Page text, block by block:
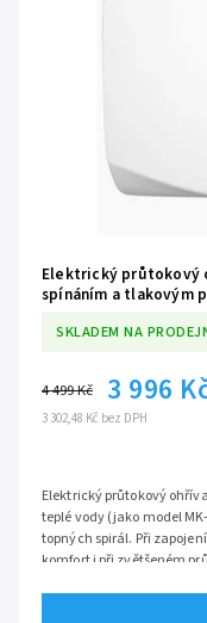
Elektrický průtokový
spínáním a tlakovým
SKLADEM NA
3 302,48 Kč bez DPH
4 499 Kč 3 996
Elektrický průtokový
teplé vody (jako model
topných spirál. Při
komfort i při zvětšeném
vzdálenost ohřívače od
Jeho využití je v praxi
nebo podnikových